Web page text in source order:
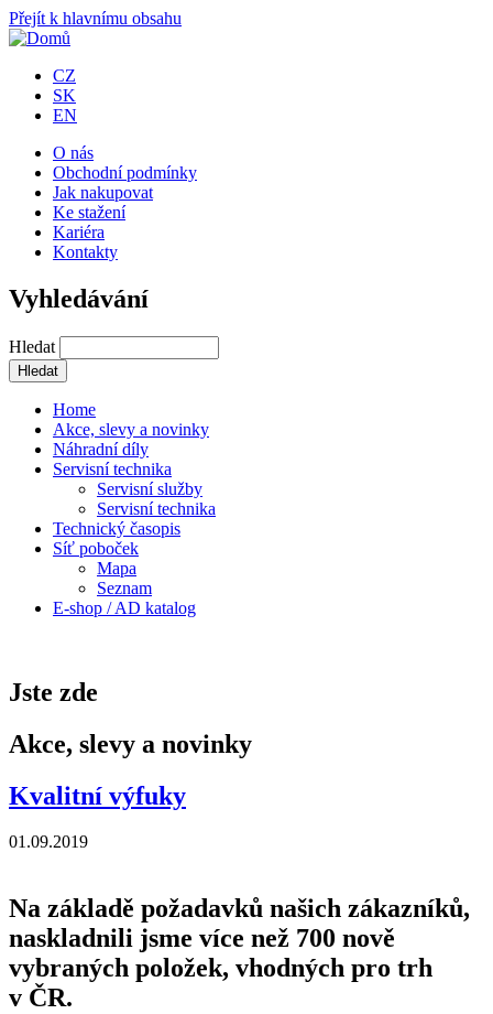
Přejít k hlavnímu obsahu
CZ
SK
EN
O nás
Obchodní podmínky
Jak nakupovat
Ke stažení
Kariéra
Kontakty
Vyhledávání
Hledat
Home
Akce, slevy a novinky
Náhradní díly
Servisní technika
Servisní služby
Servisní technika
Technický časopis
Síť poboček
Mapa
Seznam
E-shop / AD katalog
Jste zde
Akce, slevy a novinky
Kvalitní výfuky
01.09.2019
Na základě požadavků našich zákazníků,
naskladnili jsme více než 700 nově
vybraných položek, vhodných pro trh
v ČR.